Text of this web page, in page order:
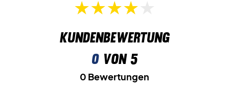
Kundenbewertung
0von 5
0 Bewertungen